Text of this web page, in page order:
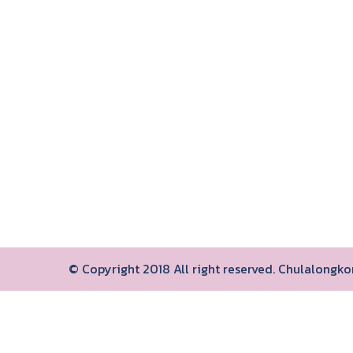
© Copyright 2018 All right reserved.